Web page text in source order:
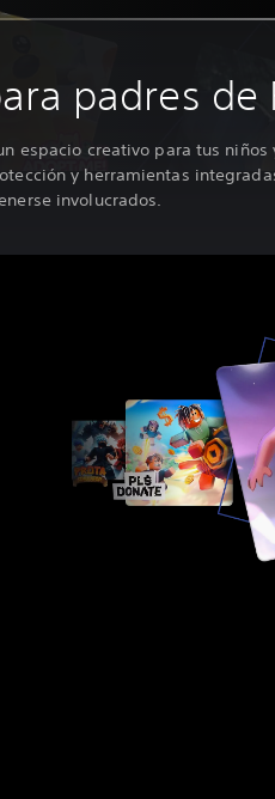
padres de
espacio creativo para tus niños
y herramientas
involucrados.